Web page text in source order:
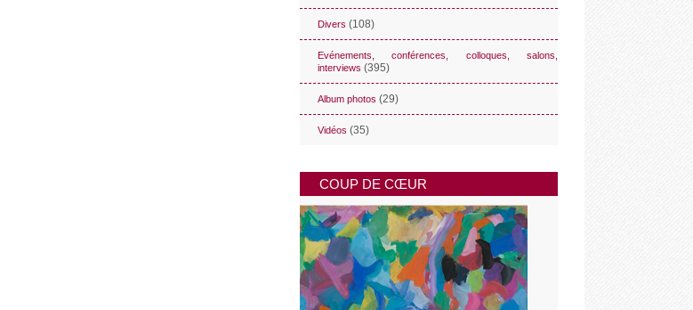
Divers (108)
Evénements, conférences, colloques, salons,
interviews (395)
Album photos (29)
Vidéos (35)
COUP DE CŒUR